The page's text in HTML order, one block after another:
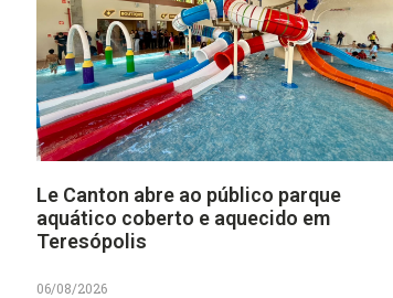
Le Canton abre ao público parque
aquático coberto e aquecido em
Teresópolis
06/08/2026